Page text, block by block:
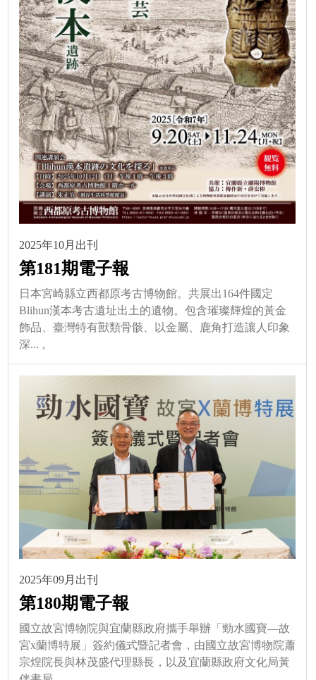
2025年10月出刊
第181期電子報
日本宮崎縣立西都原考古博物館。共展出164件國定
Blihun漢本考古遺址出土的遺物。包含璀璨輝煌的黃金
飾品、臺灣特有獸類骨骸、以金屬、鹿角打造讓人印象
深... 。
2025年09月出刊
第180期電子報
國立故宮博物院與宜蘭縣政府攜手舉辦「勁水國寶—故
宮x蘭博特展」簽約儀式暨記者會，由國立故宮博物院蕭
宗煌院長與林茂盛代理縣長，以及宜蘭縣政府文化局黃